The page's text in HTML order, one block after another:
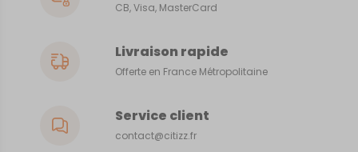
CB, Visa, MasterCard
Livraison rapide
Offerte en France Métropolitaine
Service client
contact@citizz.fr